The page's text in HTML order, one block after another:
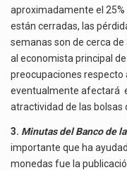
aproximadamente el
están cerradas, las
semanas son de cerca
al economista principal
preocupaciones respecto
eventualmente afectará
atractividad de las bolsas
3. Minutas del Banco de
importante que ha
monedas fue la